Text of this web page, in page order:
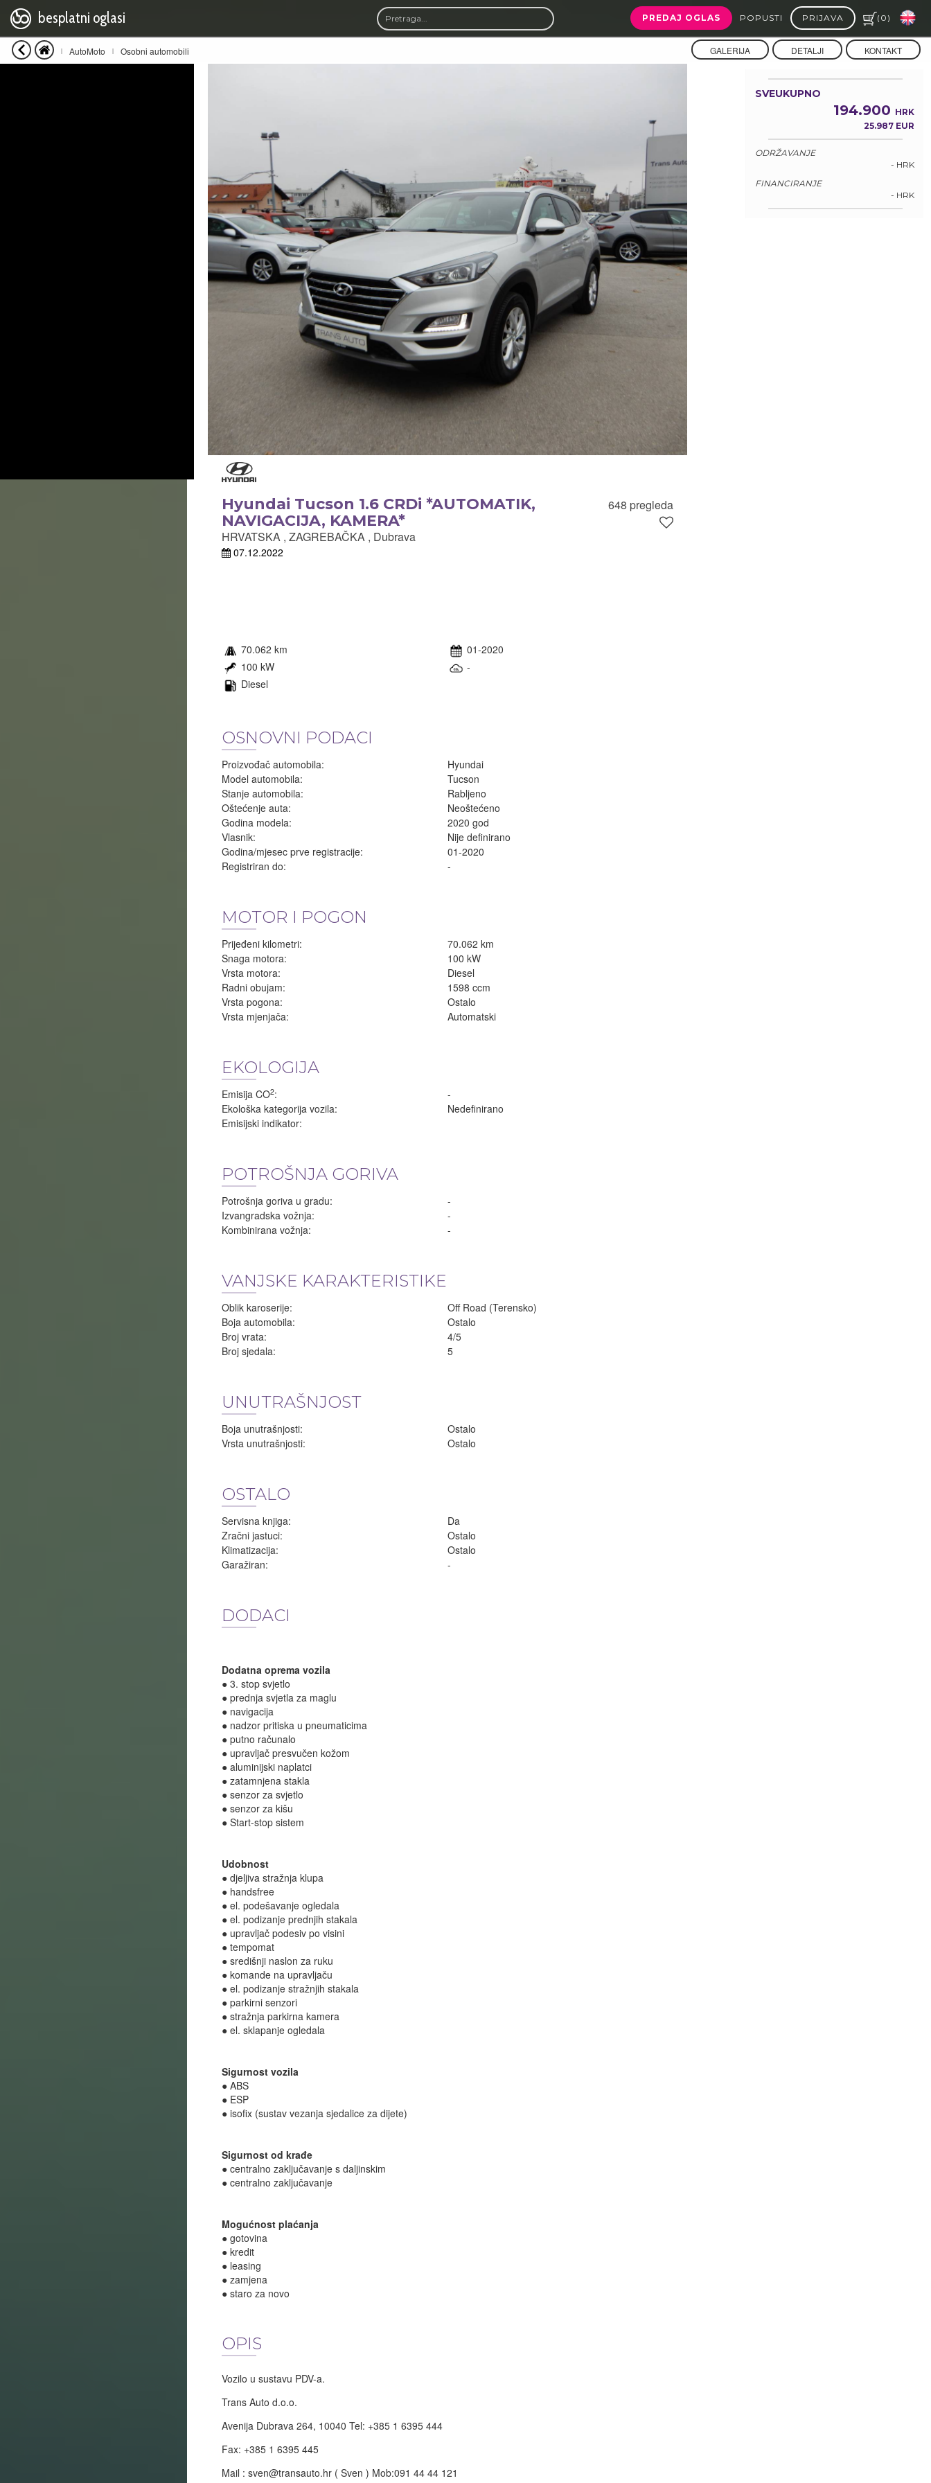
besplatni oglasi PREDAJ OGLAS POPUSTI PRIJAVA ( 0 )
| AutoMoto | Osobni automobili GALERIJA DETALJI KONTAKT
SVEUKUPNO
194.900 HRK
25.987 EUR
ODRŽAVANJE
- HRK
FINANCIRANJE
- HRK
Hyundai Tucson 1.6 CRDi *AUTOMATIK,
NAVIGACIJA, KAMERA*
648 pregleda
HRVATSKA , ZAGREBAČKA , Dubrava
07.12.2022
70.062 km
01-2020
100 kW
-
Diesel
OSNOVNI PODACI
Proizvođač automobila:
Hyundai
Model automobila:
Tucson
Stanje automobila:
Rabljeno
Oštećenje auta:
Neoštećeno
Godina modela:
2020 god
Vlasnik:
Nije definirano
Godina/mjesec prve registracije:
01-2020
Registriran do:
-
MOTOR I POGON
Prijeđeni kilometri:
70.062 km
Snaga motora:
100 kW
Vrsta motora:
Diesel
Radni obujam:
1598 ccm
Vrsta pogona:
Ostalo
Vrsta mjenjača:
Automatski
EKOLOGIJA
Emisija CO2:
-
Ekološka kategorija vozila:
Nedefinirano
Emisijski indikator:
POTROŠNJA GORIVA
Potrošnja goriva u gradu:
-
Izvangradska vožnja:
-
Kombinirana vožnja:
-
VANJSKE KARAKTERISTIKE
Oblik karoserije:
Off Road (Terensko)
Boja automobila:
Ostalo
Broj vrata:
4/5
Broj sjedala:
5
UNUTRAŠNJOST
Boja unutrašnjosti:
Ostalo
Vrsta unutrašnjosti:
Ostalo
OSTALO
Servisna knjiga:
Da
Zračni jastuci:
Ostalo
Klimatizacija:
Ostalo
Garažiran:
-
DODACI
Dodatna oprema vozila
● 3. stop svjetlo
● prednja svjetla za maglu
● navigacija
● nadzor pritiska u pneumaticima
● putno računalo
● upravljač presvučen kožom
● aluminijski naplatci
● zatamnjena stakla
● senzor za svjetlo
● senzor za kišu
● Start-stop sistem
Udobnost
● djeljiva stražnja klupa
● handsfree
● el. podešavanje ogledala
● el. podizanje prednjih stakala
● upravljač podesiv po visini
● tempomat
● središnji naslon za ruku
● komande na upravljaču
● el. podizanje stražnjih stakala
● parkirni senzori
● stražnja parkirna kamera
● el. sklapanje ogledala
Sigurnost vozila
● ABS
● ESP
● isofix (sustav vezanja sjedalice za dijete)
Sigurnost od krađe
● centralno zaključavanje s daljinskim
● centralno zaključavanje
Mogućnost plaćanja
● gotovina
● kredit
● leasing
● zamjena
● staro za novo
OPIS
Vozilo u sustavu PDV-a.
Trans Auto d.o.o.
Avenija Dubrava 264, 10040 Tel: +385 1 6395 444
Fax: +385 1 6395 445
Mail : sven@transauto.hr ( Sven ) Mob:091 44 44 121